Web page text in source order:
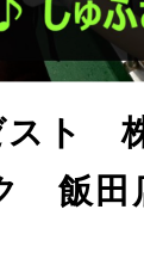
スト
飯田